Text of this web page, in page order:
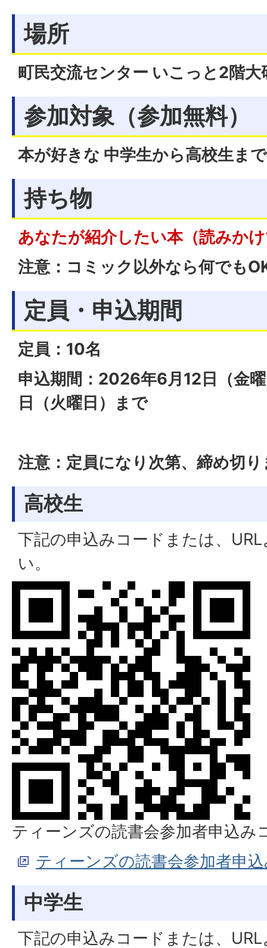
場所
町民交流センター いこっと2階大
参加対象（参加無料）
本が好きな 中学生から高校生まで
持ち物
あなたが紹介したい本（読みか
注意：コミック以外なら何でも
定員・申込期間
定員：10名
申込期間：2026年6月12日（金
日（火曜日）まで
注意：定員になり次第、締め切
高校生
下記の申込みコードまたは、
い。
ティーンズの読書会参加者申込み
ティーンズの読書会参加者申
中学生
下記の申込みコードまたは、